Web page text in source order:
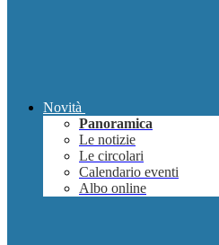
Novità
Panoramica
Le notizie
Le circolari
Calendario eventi
Albo online